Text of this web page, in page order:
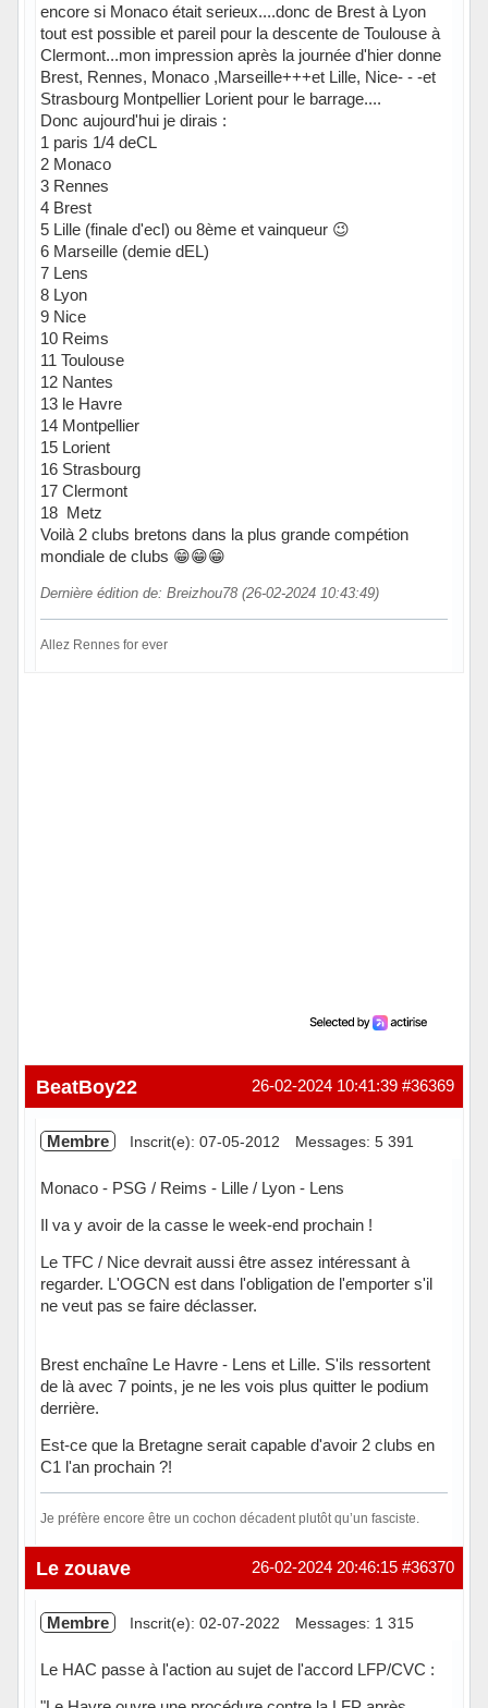
encore si Monaco était serieux....donc de Brest à Lyon
tout est possible et pareil pour la descente de Toulouse à
Clermont...mon impression après la journée d'hier donne
Brest, Rennes, Monaco ,Marseille+++et Lille, Nice- - -et
Strasbourg Montpellier Lorient pour le barrage....
Donc aujourd'hui je dirais :
1 paris 1/4 deCL
2 Monaco
3 Rennes
4 Brest
5 Lille (finale d'ecl) ou 8ème et vainqueur 😉
6 Marseille (demie dEL)
7 Lens
8 Lyon
9 Nice
10 Reims
11 Toulouse
12 Nantes
13 le Havre
14 Montpellier
15 Lorient
16 Strasbourg
17 Clermont
18 Metz
Voilà 2 clubs bretons dans la plus grande compétion
mondiale de clubs 😁😁😁
Dernière édition de: Breizhou78 (26-02-2024 10:43:49)
Allez Rennes for ever
#36369
26-02-2024 10:41:39
BeatBoy22
Membre Inscrit(e): 07-05-2012 Messages: 5 391
Monaco - PSG / Reims - Lille / Lyon - Lens
Il va y avoir de la casse le week-end prochain !
Le TFC / Nice devrait aussi être assez intéressant à
regarder. L'OGCN est dans l'obligation de l'emporter s'il
ne veut pas se faire déclasser.
Brest enchaîne Le Havre - Lens et Lille. S'ils ressortent
de là avec 7 points, je ne les vois plus quitter le podium
derrière.
Est-ce que la Bretagne serait capable d'avoir 2 clubs en
C1 l'an prochain ?!
Je préfère encore être un cochon décadent plutôt qu’un fasciste.
Hors ligne #36370
26-02-2024 20:46:15
Le zouave
Membre Inscrit(e): 02-07-2022 Messages: 1 315
Le HAC passe à l'action au sujet de l'accord LFP/CVC :